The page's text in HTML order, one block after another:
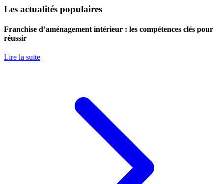
Les actualités populaires
Franchise d’aménagement intérieur : les compétences clés pour
réussir
Lire la suite